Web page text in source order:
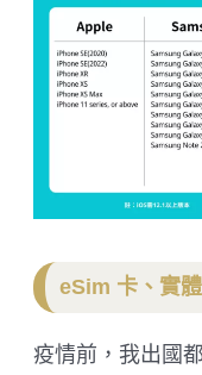
eSim 卡、實
疫情前，我出國